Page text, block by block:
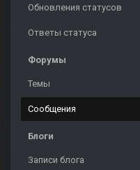
Обновления статусов
Ответы статуса
Форумы
Темы
Сообщения
Блоги
Записи блога